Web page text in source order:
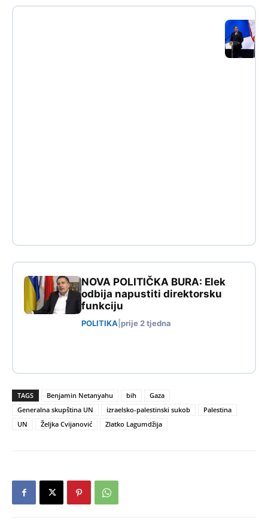
NOVA POLITIČKA BURA: Elek
odbija napustiti direktorsku
funkciju
POLITIKA prije 2 tjedna
TAGS Benjamin Netanyahu bih
Gaza
Generalna skupština UN
izraelsko-palestinski sukob
Palestina
UN
Željka Cvijanović Zlatko Lagumdžija